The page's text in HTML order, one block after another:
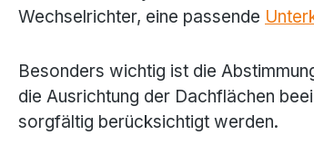
Wechselrichter, eine passende
Besonders wichtig ist die
die Ausrichtung der Dachflächen
sorgfältig berücksichtigt werden.